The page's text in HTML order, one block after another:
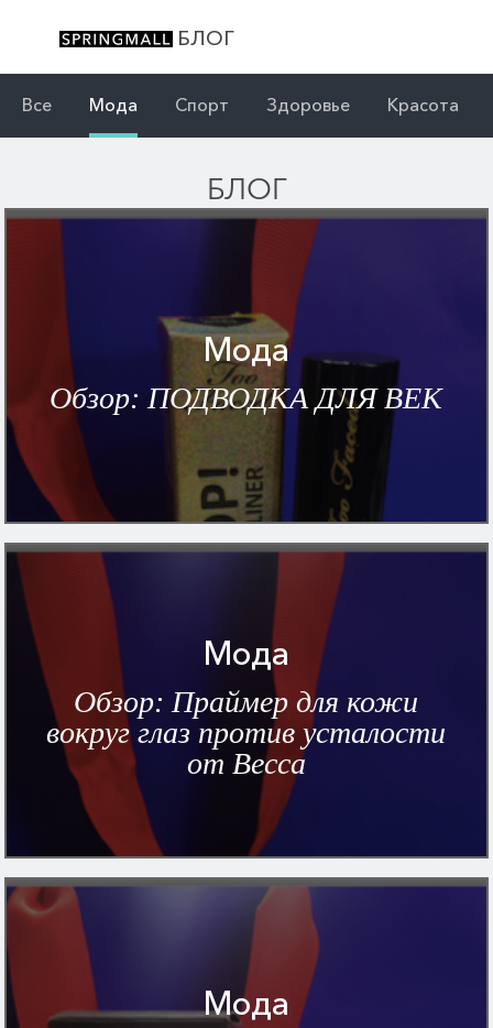
БЛОГ
Все Мода Спорт Здоровье Красота
БЛОГ
Мода
Обзор: ПОДВОДКА ДЛЯ ВЕК
Мода
Обзор: Праймер для кожи
вокруг глаз против усталости
от Becca
Мода